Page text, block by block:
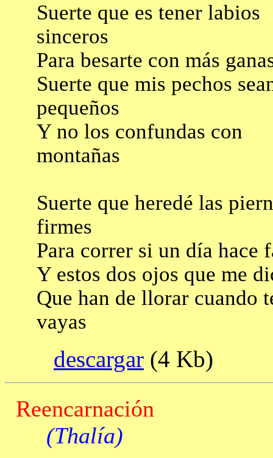
Suerte que es tener labios
sinceros
Para besarte con más
Suerte que mis pechos
pequeños
Y no los confundas con
montañas
Suerte que heredé las
firmes
Para correr si un día hace
Y estos dos ojos que me
Que han de llorar cuando
vayas
descargar (4
Reencarnación
(Thalía)